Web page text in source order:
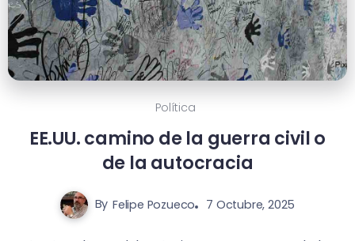
Política
EE.UU. camino de la guerra civil o
de la autocracia
By Felipe Pozueco 7 Octubre, 2025